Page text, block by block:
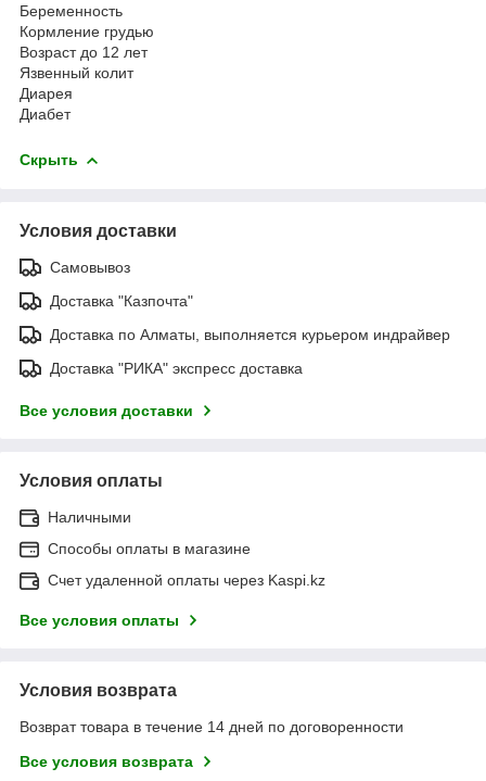
Беременность
Кормление грудью
Возраст до 12 лет
Язвенный колит
Диарея
Диабет
Скрыть
Условия доставки
Самовывоз
Доставка "Казпочта"
Доставка по Алматы, выполняется курьером индрайвер
Доставка "РИКА" экспресс доставка
Все условия доставки
Условия оплаты
Наличными
Способы оплаты в магазине
Счет удаленной оплаты через Kaspi.kz
Все условия оплаты
Условия возврата
Возврат товара в течение 14 дней по договоренности
Все условия возврата